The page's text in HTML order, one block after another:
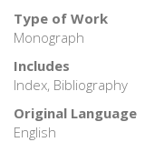
Type of Work
Monograph
Includes
Index, Bibliography
Original Language
English